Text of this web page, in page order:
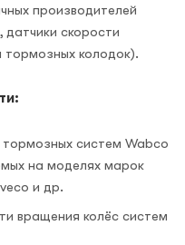
производителей
скорости
тормозных колодок).
систем Wabco
на моделях марок
и др.
вращения колёс систем